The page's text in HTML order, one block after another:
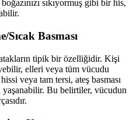
sıkıyormuş gibi bir his,
Sıcak Basması
tipik bir özelliğidir. Kişi
elleri veya tüm vücudu
veya tam tersi, ateş basması
yaşanabilir. Bu belirtiler, vücudun